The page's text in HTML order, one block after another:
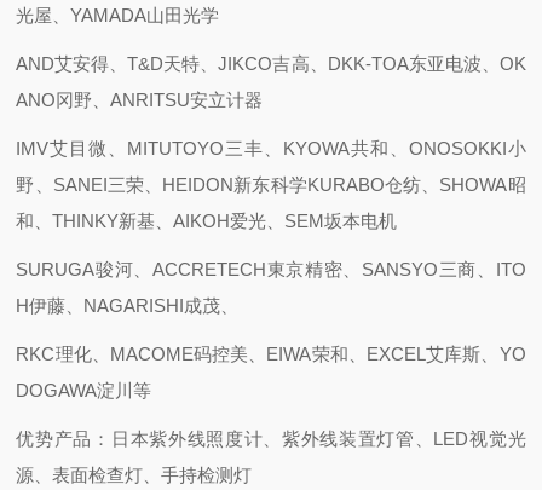
光屋、YAMADA山田光学
AND艾安得、T&D天特、JIKCO吉高、DKK-TOA东亚电波、OK
ANO冈野、ANRITSU安立计器
IMV艾目微、MITUTOYO三丰、KYOWA共和、ONOSOKKI小
野、SANEI三荣、HEIDON新东科学KURABO仓纺、SHOWA昭
和、THINKY新基、AIKOH爱光、SEM坂本电机
SURUGA骏河、ACCRETECH東京精密、SANSYO三商、ITO
H伊藤、NAGARISHI成茂、
RKC理化、MACOME码控美、EIWA荣和、EXCEL艾库斯、YO
DOGAWA淀川等
优势产品：日本紫外线照度计、紫外线装置灯管、LED视觉光
源、表面检查灯、手持检测灯